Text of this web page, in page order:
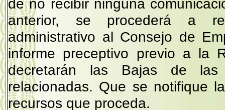
de no recibir ninguna
anterior, se procederá a
administrativo al Consejo de
informe preceptivo previo a la
decretarán las Bajas de las
relacionadas. Que se notifique
recursos que proceda.